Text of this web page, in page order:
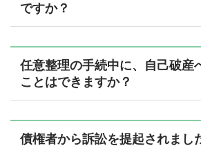
ですか？
任意整理の手続中に、自己破産
ことはできますか？
債権者から訴訟を提起されまし